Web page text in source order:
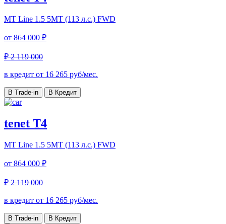
MT Line 1.5 5MT (113 л.с.) FWD
от 864 000 ₽
₽ 2 119 000
в кредит от 16 265 руб/мес.
В Trade-in В Кредит
tenet T4
MT Line 1.5 5MT (113 л.с.) FWD
от 864 000 ₽
₽ 2 119 000
в кредит от 16 265 руб/мес.
В Trade-in В Кредит